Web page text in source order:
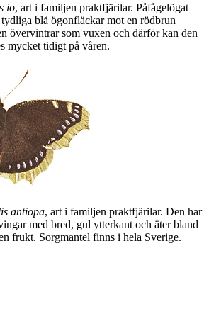
io, art i familjen praktfjärilar. Påfågelögat
blå ögonfläckar mot en rödbrun
övervintrar som vuxen och därför kan den
mycket tidigt på våren.
antiopa, art i familjen praktfjärilar. Den har
med bred, gul ytterkant och äter bland
frukt. Sorgmantel finns i hela Sverige.